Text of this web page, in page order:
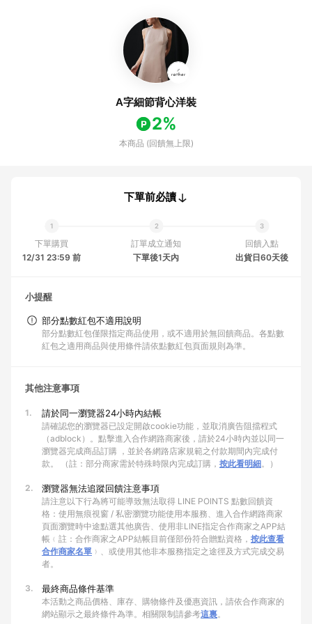
A字細節背心洋裝
2%
本商品 (回饋無上限)
下單前必讀
下單購買
12/31 23:59 前
訂單成立通知
下單後1天內
回饋入點
出貨日60天後
小提醒
部分點數紅包不適用說明
部分點數紅包僅限指定商品使用，或不適用於無回饋商品。各點數
紅包之適用商品與使用條件請依點數紅包頁面規則為準。
其他注意事項
1. 請於同一瀏覽器24小時內結帳
請確認您的瀏覽器已設定開啟cookie功能，並取消廣告阻擋程式
（adblock）。點擊進入合作網路商家後，請於24小時內並以同一
瀏覽器完成商品訂購 ，並於各網路店家規範之付款期間內完成付
款。 （註：部分商家需於特殊時限內完成訂購， 按此看明細。）
2. 瀏覽器無法追蹤回饋注意事項
請注意以下行為將可能導致無法取得 LINE POINTS 點數回饋資
格：使用無痕視窗 / 私密瀏覽功能使用本服務、進入合作網路商家
頁面瀏覽時中途點選其他廣告、使用非LINE指定合作商家之APP結
帳﹙註：合作商家之APP結帳目前僅部份符合贈點資格， 按此查看
合作商家名單 ﹚、或使用其他非本服務指定之途徑及方式完成交易
者。
3. 最終商品條件基準
本活動之商品價格、庫存、購物條件及優惠資訊，請依合作商家的
網站顯示之最終條件為準。相關限制請參考這裏。